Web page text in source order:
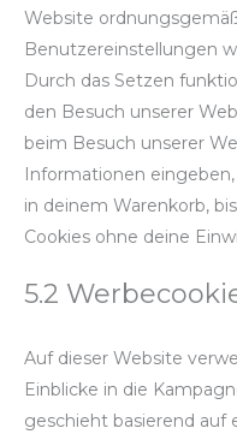
Website
Benutzereinstellungen
Durch das Setzen
den Besuch unserer
beim Besuch unserer
Informationen
in deinem Warenkorb,
Cookies ohne deine
5.2
Auf dieser Website
Einblicke in die
geschieht basierend auf